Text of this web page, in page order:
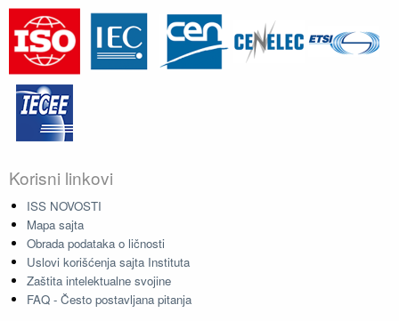
Korisni linkovi
ISS NOVOSTI
Mapa sajta
Obrada podataka o ličnosti
Uslovi korišćenja sajta Instituta
Zaštita intelektualne svojine
FAQ - Često postavljana pitanja